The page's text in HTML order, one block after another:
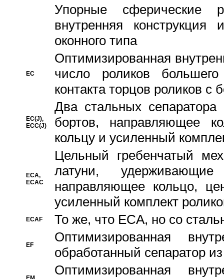
Упорные сферические
внутренняя
оконного типа
EC
Oптимизированная
число роликов
контакта торцов роликов с
EC(J),
ECC(J)
Два стальных сепаратора
бортов, направляющее
кольцу и усиленный
ECA,
ECAC
Цельный гребенчатый
латуни,
направляющее кольцо,
усиленный комплект
ECAF То же, что ECA, но со
EF
Оптимизированная
обработанный сепаратор
Оптимизированная